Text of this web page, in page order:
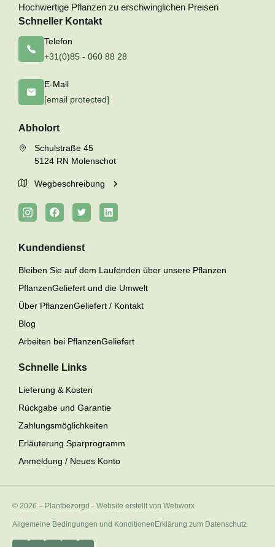
Hochwertige Pflanzen zu erschwinglichen Preisen
Schneller Kontakt
Telefon
+31(0)85 - 060 88 28
E-Mail
[email protected]
Abholort
Schulstraße 45
5124 RN Molenschot
Wegbeschreibung
Kundendienst
Bleiben Sie auf dem Laufenden über unsere Pflanzen
PflanzenGeliefert und die Umwelt
Über PflanzenGeliefert / Kontakt
Blog
Arbeiten bei PflanzenGeliefert
Schnelle Links
Lieferung & Kosten
Rückgabe und Garantie
Zahlungsmöglichkeiten
Erläuterung Sparprogramm
Anmeldung / Neues Konto
© 2026 – Plantbezorgd - Website erstellt von Webworx
Allgemeine Bedingungen und Konditionen Erklärung zum Datenschutz